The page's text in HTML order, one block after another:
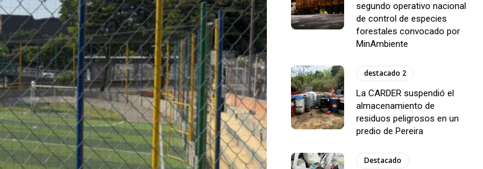
segundo operativo nacional
de control de especies
forestales convocado por
MinAmbiente
destacado 2
La CARDER suspendió el
almacenamiento de
residuos peligrosos en un
predio de Pereira
Destacado